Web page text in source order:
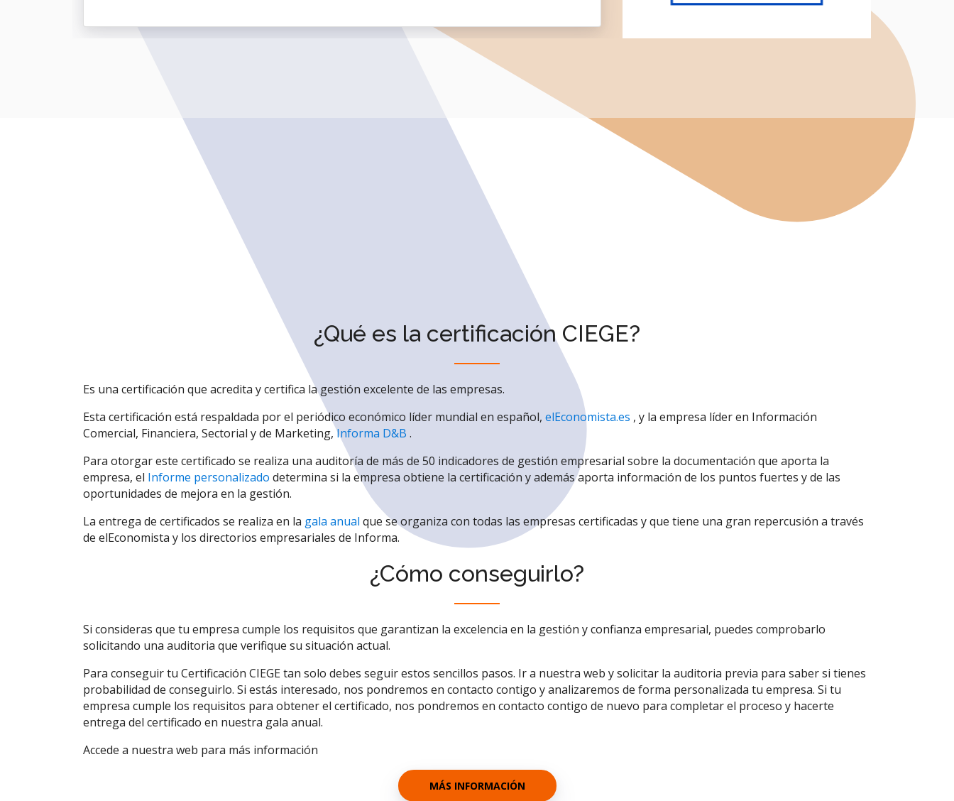
¿Qué es la certificación CIEGE?
Es una certificación que acredita y certifica la gestión excelente de las empresas.
Esta certificación está respaldada por el periódico económico líder mundial en español, elEconomista.es , y la empresa líder en Información
Comercial, Financiera, Sectorial y de Marketing,Informa D&B .
Para otorgar este certificado se realiza una auditoría de más de 50 indicadores de gestión empresarial sobre la documentación que aporta la
empresa, el Informe personalizado determina si la empresa obtiene la certificación y además aporta información de los puntos fuertes y de las
oportunidades de mejora en la gestión.
La entrega de certificados se realiza en la gala anual que se organiza con todas las empresas certificadas y que tiene una gran repercusión a través
de elEconomista y los directorios empresariales de Informa.
¿Cómo conseguirlo?
Si consideras que tu empresa cumple los requisitos que garantizan la excelencia en la gestión y confianza empresarial, puedes comprobarlo
solicitando una auditoria que verifique su situación actual.
Para conseguir tu Certificación CIEGE tan solo debes seguir estos sencillos pasos. Ir a nuestra web y solicitar la auditoria previa para saber si tienes
probabilidad de conseguirlo. Si estás interesado, nos pondremos en contacto contigo y analizaremos de forma personalizada tu empresa. Si tu
empresa cumple los requisitos para obtener el certificado, nos pondremos en contacto contigo de nuevo para completar el proceso y hacerte
entrega del certificado en nuestra gala anual.
Accede a nuestra web para más información
MÁS INFORMACIÓN